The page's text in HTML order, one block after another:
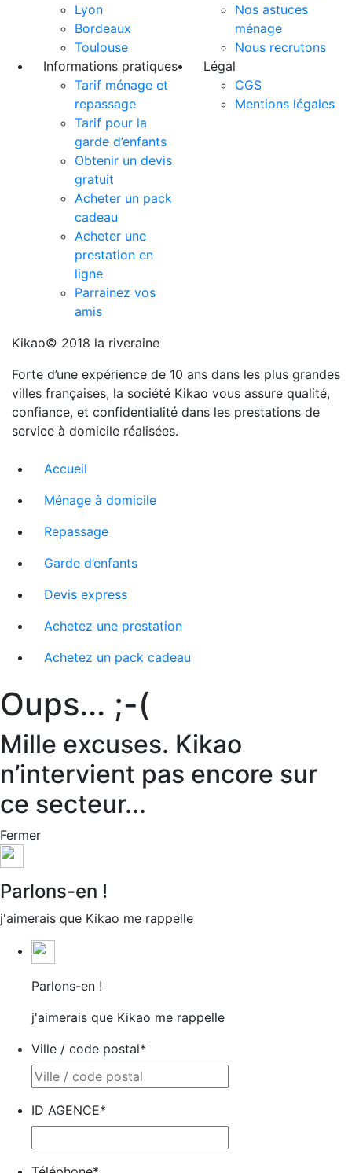
Lyon
Bordeaux
Toulouse
Nos astuces
ménage
Nous recrutons
Informations pratiques
Tarif ménage et
repassage
Tarif pour la
garde d’enfants
Obtenir un devis
gratuit
Acheter un pack
cadeau
Acheter une
prestation en
ligne
Parrainez vos
amis
Légal
CGS
Mentions légales
Kikao© 2018 la riveraine
Forte d’une expérience de 10 ans dans les plus grandes
villes françaises, la société Kikao vous assure qualité,
confiance, et confidentialité dans les prestations de
service à domicile réalisées.
Accueil
Ménage à domicile
Repassage
Garde d’enfants
Devis express
Achetez une prestation
Achetez un pack cadeau
Oups... ;-(
Mille excuses. Kikao
n’intervient pas encore sur
ce secteur...
Fermer
Parlons-en !
j'aimerais que Kikao me rappelle
Parlons-en !
j'aimerais que Kikao me rappelle
Ville / code postal*
ID AGENCE*